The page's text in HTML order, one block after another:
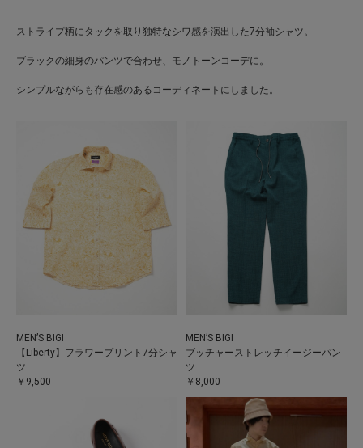
ストライプ柄にタックを取り独特なシワ感を演出した7分袖シャツ。
ブラックの細身のパンツで合わせ、モノトーンコーデに。
シンプルながらも存在感のあるコーディネートにしました。
MEN’S BIGI
【Liberty】フラワープリント7分シャ
ツ
￥9,500
MEN’S BIGI
ブッチャーストレッチイージーパン
ツ
￥8,000